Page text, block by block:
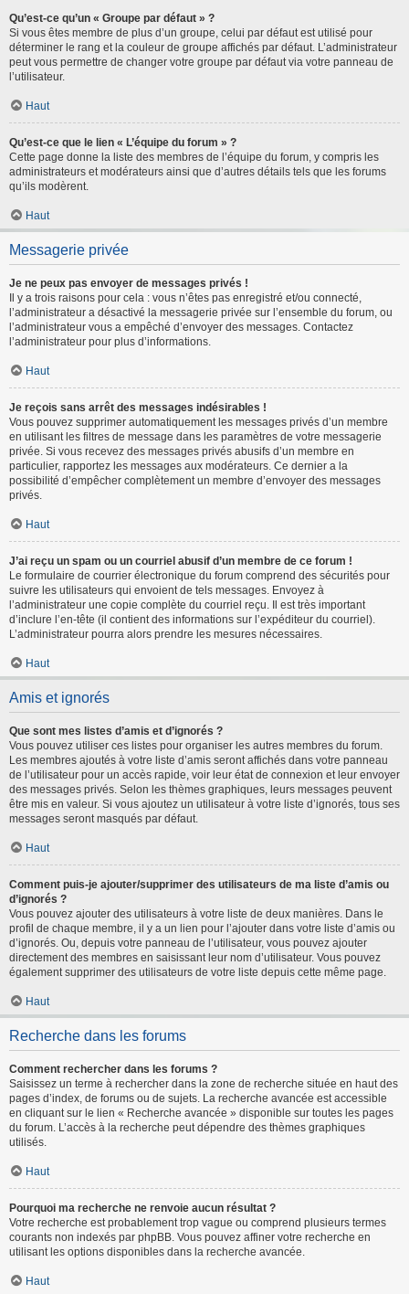
Qu’est-ce qu’un « Groupe par défaut » ?
Si vous êtes membre de plus d’un groupe, celui par défaut est utilisé pour
déterminer le rang et la couleur de groupe affichés par défaut. L’administrateur
peut vous permettre de changer votre groupe par défaut via votre panneau de
l’utilisateur.
Haut
Qu’est-ce que le lien « L’équipe du forum » ?
Cette page donne la liste des membres de l’équipe du forum, y compris les
administrateurs et modérateurs ainsi que d’autres détails tels que les forums
qu’ils modèrent.
Haut
Messagerie privée
Je ne peux pas envoyer de messages privés !
Il y a trois raisons pour cela : vous n’êtes pas enregistré et/ou connecté,
l’administrateur a désactivé la messagerie privée sur l’ensemble du forum, ou
l’administrateur vous a empêché d’envoyer des messages. Contactez
l’administrateur pour plus d’informations.
Haut
Je reçois sans arrêt des messages indésirables !
Vous pouvez supprimer automatiquement les messages privés d’un membre
en utilisant les filtres de message dans les paramètres de votre messagerie
privée. Si vous recevez des messages privés abusifs d’un membre en
particulier, rapportez les messages aux modérateurs. Ce dernier a la
possibilité d’empêcher complètement un membre d’envoyer des messages
privés.
Haut
J’ai reçu un spam ou un courriel abusif d’un membre de ce forum !
Le formulaire de courrier électronique du forum comprend des sécurités pour
suivre les utilisateurs qui envoient de tels messages. Envoyez à
l’administrateur une copie complète du courriel reçu. Il est très important
d’inclure l’en-tête (il contient des informations sur l’expéditeur du courriel).
L’administrateur pourra alors prendre les mesures nécessaires.
Haut
Amis et ignorés
Que sont mes listes d’amis et d’ignorés ?
Vous pouvez utiliser ces listes pour organiser les autres membres du forum.
Les membres ajoutés à votre liste d’amis seront affichés dans votre panneau
de l’utilisateur pour un accès rapide, voir leur état de connexion et leur envoyer
des messages privés. Selon les thèmes graphiques, leurs messages peuvent
être mis en valeur. Si vous ajoutez un utilisateur à votre liste d’ignorés, tous ses
messages seront masqués par défaut.
Haut
Comment puis-je ajouter/supprimer des utilisateurs de ma liste d’amis ou
d’ignorés ?
Vous pouvez ajouter des utilisateurs à votre liste de deux manières. Dans le
profil de chaque membre, il y a un lien pour l’ajouter dans votre liste d’amis ou
d’ignorés. Ou, depuis votre panneau de l’utilisateur, vous pouvez ajouter
directement des membres en saisissant leur nom d’utilisateur. Vous pouvez
également supprimer des utilisateurs de votre liste depuis cette même page.
Haut
Recherche dans les forums
Comment rechercher dans les forums ?
Saisissez un terme à rechercher dans la zone de recherche située en haut des
pages d’index, de forums ou de sujets. La recherche avancée est accessible
en cliquant sur le lien « Recherche avancée » disponible sur toutes les pages
du forum. L’accès à la recherche peut dépendre des thèmes graphiques
utilisés.
Haut
Pourquoi ma recherche ne renvoie aucun résultat ?
Votre recherche est probablement trop vague ou comprend plusieurs termes
courants non indexés par phpBB. Vous pouvez affiner votre recherche en
utilisant les options disponibles dans la recherche avancée.
Haut